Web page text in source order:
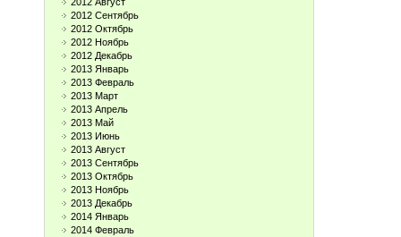
2012 Сентябрь
2012 Октябрь
2012 Ноябрь
2012 Декабрь
2013 Январь
2013 Февраль
2013 Март
2013 Апрель
2013 Май
2013 Июнь
2013 Август
2013 Сентябрь
2013 Октябрь
2013 Ноябрь
2013 Декабрь
2014 Январь
2014 Февраль